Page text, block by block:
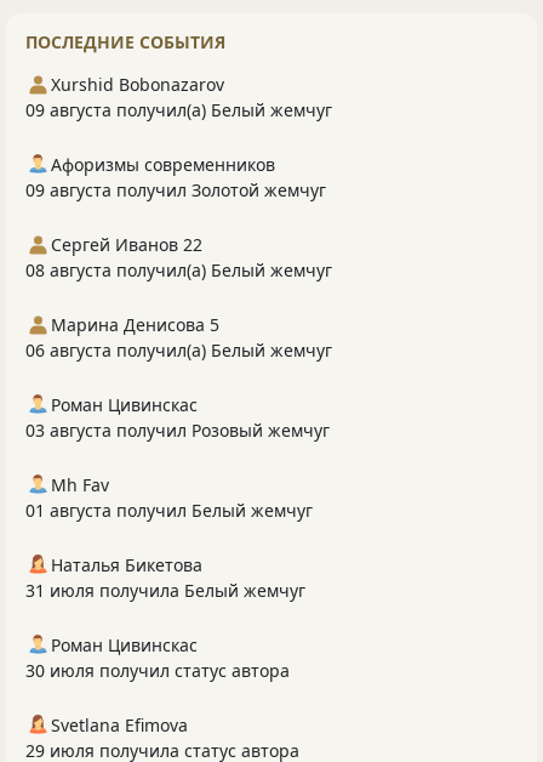
ПОСЛЕДНИЕ СОБЫТИЯ
Xurshid Bobonazarov
09 августа получил(а) Белый жемчуг
Афоризмы современников
09 августа получил Золотой жемчуг
Сергей Иванов 22
08 августа получил(а) Белый жемчуг
Марина Денисова 5
06 августа получил(а) Белый жемчуг
Роман Цивинскас
03 августа получил Розовый жемчуг
Mh Fav
01 августа получил Белый жемчуг
Наталья Бикетова
31 июля получила Белый жемчуг
Роман Цивинскас
30 июля получил статус автора
Svetlana Efimova
29 июля получила статус автора